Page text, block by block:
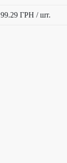
99.29 ГРН / шт.